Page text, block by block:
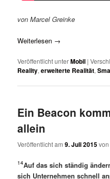
von Marcel Greinke
Weiterlesen →
Veröffentlicht unterMobil |
Reality,erweiterte Realität,
Ein Beacon
allein
Veröffentlicht am9. Juli 2015
14Auf das sich ständig
sich Unternehmen schnell